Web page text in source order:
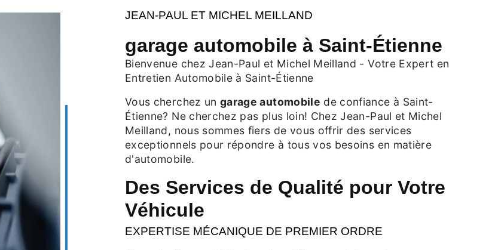
JEAN-PAUL ET MICHEL MEILLAND
garage automobile à Saint-Étienne
Bienvenue chez Jean-Paul et Michel Meilland - Votre Expert en
Entretien Automobile à Saint-Étienne
Vous cherchez un garage automobile de confiance à Saint-
Étienne? Ne cherchez pas plus loin! Chez Jean-Paul et Michel
Meilland, nous sommes fiers de vous offrir des services
exceptionnels pour répondre à tous vos besoins en matière
d'automobile.
Des Services de Qualité pour Votre
Véhicule
EXPERTISE MÉCANIQUE DE PREMIER ORDRE